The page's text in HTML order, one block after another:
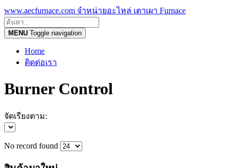
www.aecfurnace.com จำหน่ายอะไหล่ เตาเผา Furnace
MENU Toggle navigation
Home
ติดต่อเรา
Burner Control
จัดเรียงตาม:
No record found